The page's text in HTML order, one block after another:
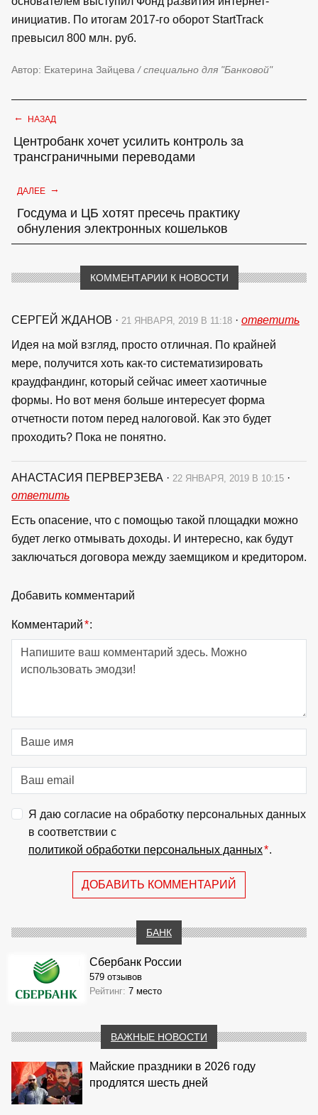
инициатив. По итогам 2017-го оборот StartTrack
превысил 800 млн. руб.
Автор: Екатерина Зайцева / специально для "Банковой"
← НАЗАД
Центробанк хочет усилить контроль за
трансграничными переводами
ДАЛЕЕ →
Госдума и ЦБ хотят пресечь практику
обнуления электронных кошельков
КОММЕНТАРИИ К НОВОСТИ
СЕРГЕЙ ЖДАНОВ · 21 ЯНВАРЯ, 2019 В 11:18 · ответить
Идея на мой взгляд, просто отличная. По крайней
мере, получится хоть как-то систематизировать
краудфандинг, который сейчас имеет хаотичные
формы. Но вот меня больше интересует форма
отчетности потом перед налоговой. Как это будет
проходить? Пока не понятно.
АНАСТАСИЯ ПЕРВЕРЗЕВА · 22 ЯНВАРЯ, 2019 В 10:15 ·
ответить
Есть опасение, что с помощью такой площадки можно
будет легко отмывать доходы. И интересно, как будут
заключаться договора между заемщиком и кредитором.
Добавить комментарий
Комментарий*:
Я даю согласие на обработку персональных данных
в соответствии с
политикой обработки персональных данных*.
ДОБАВИТЬ КОММЕНТАРИЙ
БАНК
Сбербанк России
579 отзывов
Рейтинг: 7 место
ВАЖНЫЕ НОВОСТИ
Майские праздники в 2026 году
продлятся шесть дней